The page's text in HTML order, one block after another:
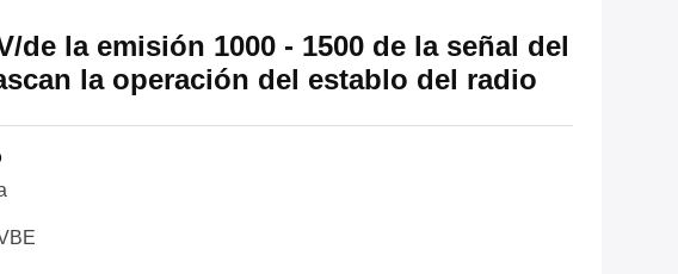
de la emisión 1000 - 1500 de la señal del
la operación del establo del radio